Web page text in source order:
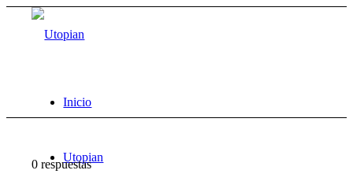
Inicio
Utopian
0 respuestas